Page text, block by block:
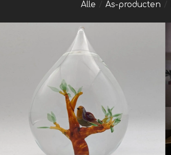
Alle / As-producten /